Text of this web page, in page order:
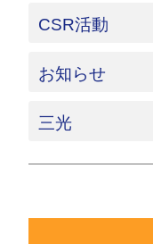
CSR活動
お知らせ
三光